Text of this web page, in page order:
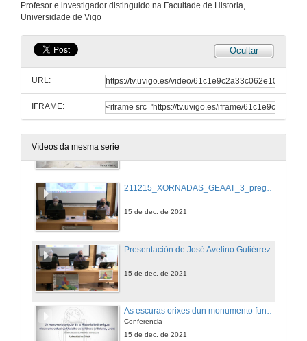
Profesor e investigador distinguido na Facultade de Historia,
Universidade de Vigo
Ocultar
URL:
IFRAME:
Vídeos da mesma serie
Comercio e economía nunha cidade romana do noroeste peninsular (s.I d.C - VII d.C.)
15 de dec. de 2021
211215_XORNADAS_GEAAT_3_preguntas_sin_cut4.mp4
15 de dec. de 2021
Presentación de José Avelino Gutiérrez
15 de dec. de 2021
As escuras orixes dun monumento funerario e cultual tardoantiguo: Marialba da Ribeira (León). De martyrium a basílica bautismal
Conferencia
15 de dec. de 2021